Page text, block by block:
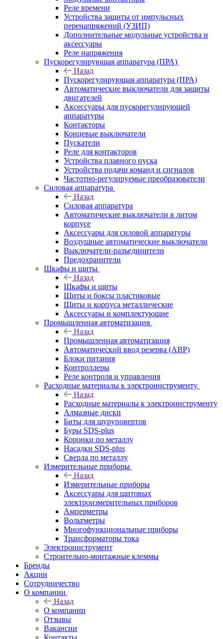
Реле времени
Устройства защиты от импульсных
перенапряжений (УЗИП)
Дополнительные модульные устройства и
аксессуары
Реле напряжения
Пускорегулирующая аппаратура (ПРА)
Назад
Пускорегулирующая аппаратура (ПРА)
Автоматические выключатели для защиты
двигателей
Аксессуары для пускорегулирующей
аппаратуры
Контакторы
Концевые выключатели
Пускатели
Реле для контакторов
Устройства плавного пуска
Устройства подачи команд и сигналов
Частотно-регулируемые преобразователи
Силовая аппаратура
Назад
Силовая аппаратура
Автоматические выключатели в литом
корпусе
Аксессуары для силовой аппаратуры
Воздушные автоматические выключатели
Выключатели-разъединители
Предохранители
Шкафы и щиты
Назад
Шкафы и щиты
Щиты и боксы пластиковые
Щиты и корпуса металлические
Аксессуары и комплектующие
Промышленная автоматизация
Назад
Промышленная автоматизация
Автоматический ввод резерва (АВР)
Блоки питания
Контроллеры
Реле контроля и управления
Расходные материалы к электроинструменту
Назад
Расходные материалы к электроинструменту
Алмазные диски
Биты для шуруповертов
Буры SDS-plus
Коронки по металлу
Насадки SDS-plus
Сверла по металлу
Измерительные приборы
Назад
Измерительные приборы
Аксессуары для щитовых
электроизмерительных приборов
Амперметры
Вольтметры
Многофункциональные приборы
Трансформаторы тока
Электроинструмент
Строительно-монтажные клеммы
Бренды
Акции
Сотрудничество
О компании
Назад
О компании
Отзывы
Вакансии
Контакты